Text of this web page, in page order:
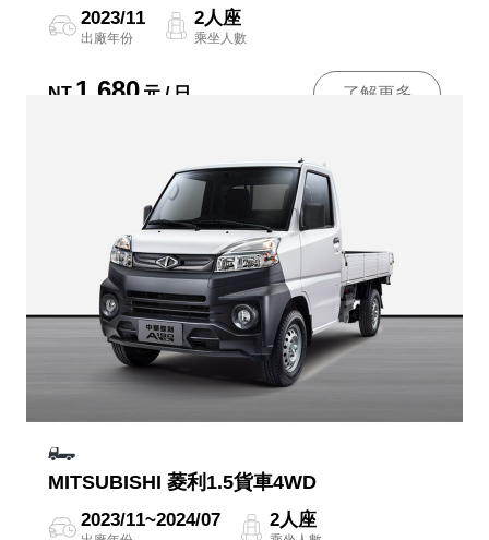
2023/11
出廠年份
2人座
乘坐人數
NT 1,680 元 / 日 了解更多
MITSUBISHI 菱利1.5貨車4WD
2023/11~2024/07 2人座